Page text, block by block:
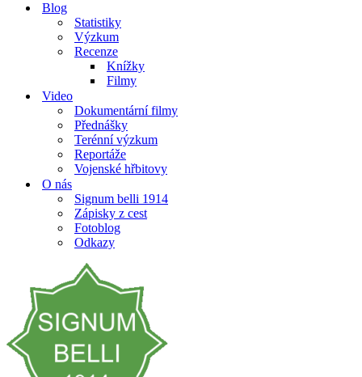
Blog
Statistiky
Výzkum
Recenze
Knížky
Filmy
Video
Dokumentární filmy
Přednášky
Terénní výzkum
Reportáže
Vojenské hřbitovy
O nás
Signum belli 1914
Zápisky z cest
Fotoblog
Odkazy